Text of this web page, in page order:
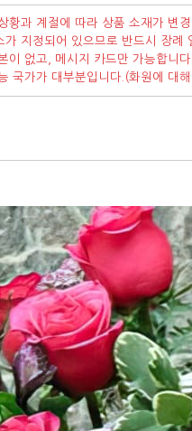
황과 계절에 따라 상품 소재가 변
지정되어 있으므로 반드시 장례
이 없고, 메시지 카드만 가능합니
국가가 대부분입니다.(화원에 대